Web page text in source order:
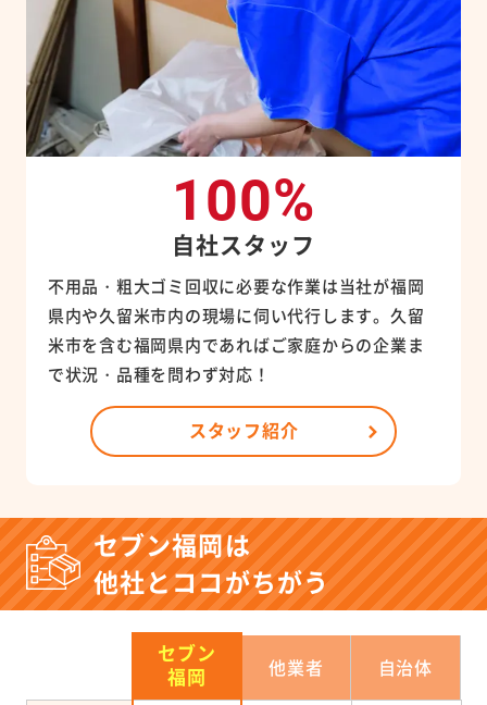
100%
自社スタッフ
不用品・粗大ゴミ回収に必要な作業は当社が福岡
県内や久留米市内の現場に伺い代行します。久留
米市を含む福岡県内であればご家庭からの企業ま
で状況・品種を問わず対応！
スタッフ紹介
セブン福岡は
他社とココがちがう
セブン
福岡
他業者 自治体